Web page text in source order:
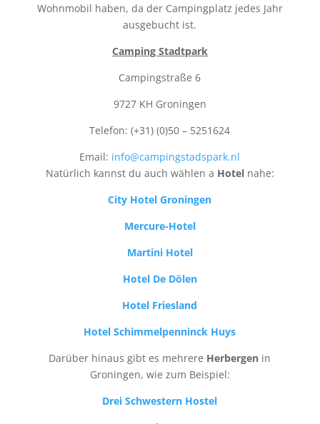
Wohnmobil haben, da der Campingplatz jedes Jahr
ausgebucht ist.
Camping Stadtpark
Campingstraße 6
9727 KH Groningen
Telefon: (+31) (0)50 – 5251624
Email: info@campingstadspark.nl
Natürlich kannst du auch wählen a Hotelnahe:
City Hotel Groningen
Mercure-Hotel
Martini Hotel
Hotel De Dölen
Hotel Friesland
Hotel Schimmelpenninck Huys
Darüber hinaus gibt es mehrere Herbergen in
Groningen, wie zum Beispiel:
Drei Schwestern Hostel